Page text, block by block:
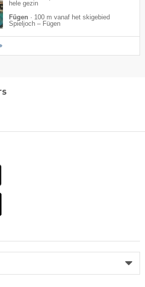
hele gezin
Fügen · 100 m vanaf het skigebied
Spieljoch – Fügen
App
Google